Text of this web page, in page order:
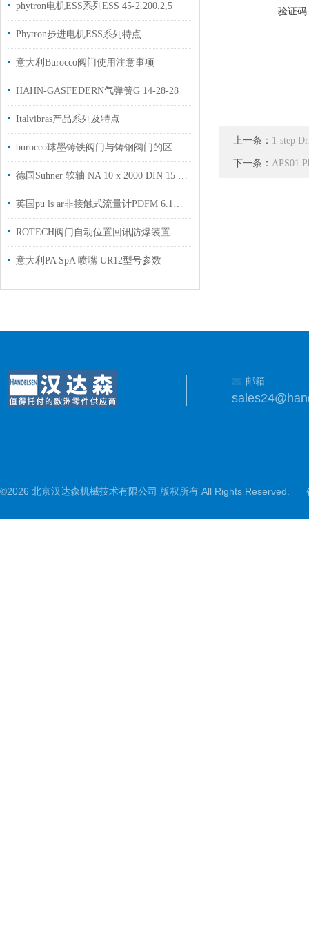
phytron电机ESS系列ESS 45-2.200.2,5
Phytron步进电机ESS系列特点
意大利Burocco阀门使用注意事项
HAHN-GASFEDERN气弹簧G 14-28-28
Italvibras产品系列及特点
burocco球墨铸铁阀门与铸钢阀门的区别在哪里？
德国Suhner 软轴 NA 10 x 2000 DIN 15 / G 28 技术资料工厂现货
英国pu ls ar非接触式流量计PDFM 6.1测量管道外部介质流量支持选型
ROTECH阀门自动位置回讯防爆装置简介
意大利PA SpA 喷嘴 UR12型号参数
验证码
上一条： 1-step
下一条：
邮箱
©2026 北京汉达森机械技术有限公司 版权所有 All Rights Reserved.